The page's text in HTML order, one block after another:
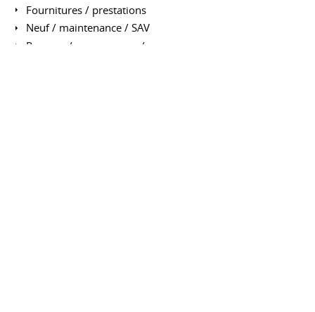
Fournitures / prestations
Neuf / maintenance / SAV
Pompes / surpresseurs / compresseurs